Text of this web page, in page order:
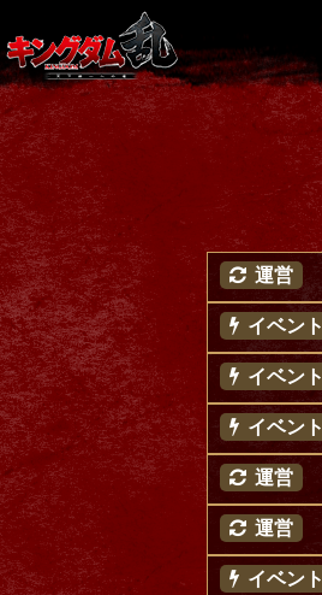
運営
イベント
イベント
イベント
運営
運営
イベント